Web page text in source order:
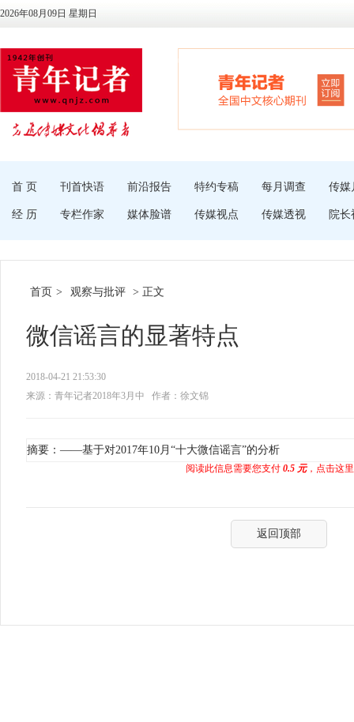
2026年08月09日 星期日
首 页 刊首快语 前沿报告 特约专稿 每月调查 传媒
经 历 专栏作家 媒体脸谱 传媒视点 传媒透视 院长
首页 > 观察与批评 > 正文
微信谣言的显著特点
2018-04-21 21:53:30
来源：青年记者2018年3月中
作者：徐文锦
摘要：——基于对2017年10月“十大微信谣言”的分析
阅读此信息需要您支付 0.5 元，点击这
返回顶部